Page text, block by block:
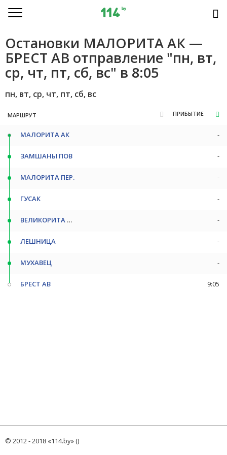
Остановки МАЛОРИТА АК —
БРЕСТ АВ отправление "пн, вт,
ср, чт, пт, сб, вс" в 8:05
пн, вт, ср, чт, пт, сб, вс
МАРШРУТ ПРИБЫТИЕ
МАЛОРИТА АК -
ЗАМШАНЫ ПОВ -
МАЛОРИТА ПЕР. -
ГУСАК -
ВЕЛИКОРИТА ПОВ -
ЛЕШНИЦА -
МУХАВЕЦ -
БРЕСТ АВ 9:05
© 2012 - 2018 «114.by» ()